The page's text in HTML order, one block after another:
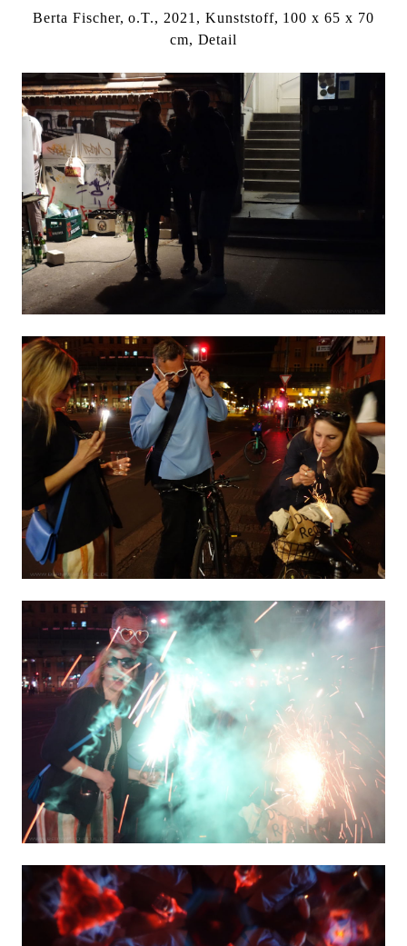
Berta Fischer, o.T., 2021, Kunststoff, 100 x 65 x 70
cm, Detail